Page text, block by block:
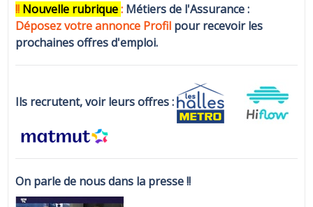
!! Nouvelle rubrique: Métiers de l'Assurance :
Déposez votre annonce Profil pour recevoir les
prochaines offres d'emploi.
Ils recrutent, voir leurs offres :
On parle de nous dans la presse !!